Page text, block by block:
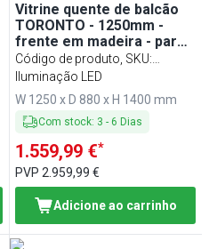
Vitrine quente de balcão
TORONTO - 1250mm -
frente em madeira - para
3x GN 1/1 - tampo em
granito preto
Código de produto, SKU:
WVE125D
Iluminação LED
W 1250 x D 880 x H 1400 mm
Com stock: 3 - 6 Dias
1.559,99 €*
PVP2.959,99 €
Adicione ao carrinho